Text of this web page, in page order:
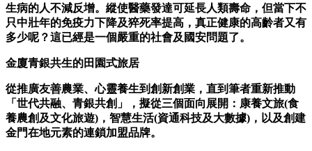
生病的人不減反增。縱使醫藥發達可延長人類壽命，但當下不
只中壯年的免疫力下降及猝死率提高，真正健康的高齡者又有
多少呢？這已經是一個嚴重的社會及國安問題了。
金廈青銀共生的田園式旅居
從推廣友善農業、心靈養生到創新創業，直到筆者重新推動
「世代共融、青銀共創」，擬從三個面向展開：康養文旅(食
養農創及文化旅遊)，智慧生活(資通科技及大數據)，以及創建
金門在地元素的連鎖加盟品牌。